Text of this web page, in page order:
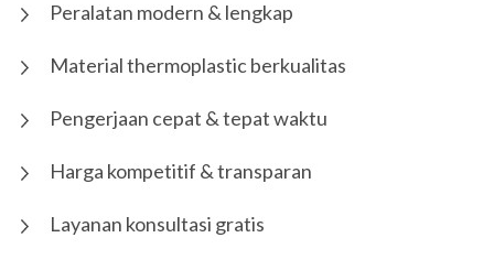
Peralatan modern & lengkap
Material thermoplastic berkualitas
Pengerjaan cepat & tepat waktu
Harga kompetitif & transparan
Layanan konsultasi gratis